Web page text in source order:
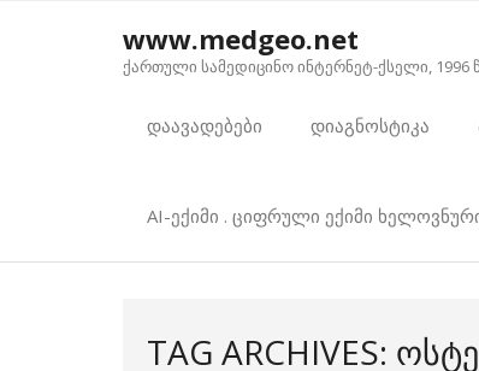
www.medgeo.net
ქართული სამედიცინო ინტერნეტ-ქსელი, 1996
დაავადებები დიაგნოსტიკა
AI-ექიმი . ციფრული ექიმი
TAG ARCHIVES: